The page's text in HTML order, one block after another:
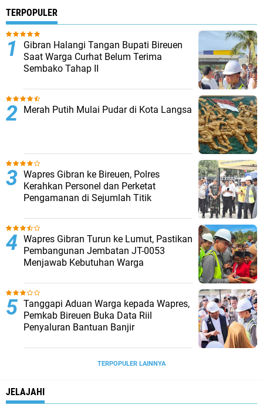
TERPOPULER
Gibran Halangi Tangan Bupati Bireuen
Saat Warga Curhat Belum Terima
Sembako Tahap II
Merah Putih Mulai Pudar di Kota Langsa
Wapres Gibran ke Bireuen, Polres
Kerahkan Personel dan Perketat
Pengamanan di Sejumlah Titik
Wapres Gibran Turun ke Lumut, Pastikan
Pembangunan Jembatan JT-0053
Menjawab Kebutuhan Warga
Tanggapi Aduan Warga kepada Wapres,
Pemkab Bireuen Buka Data Riil
Penyaluran Bantuan Banjir
TERPOPULER LAINNYA
JELAJAHI